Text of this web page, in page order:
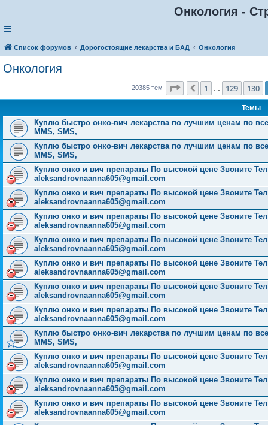
Онкология -
Список форумов Дорогостоящие лекарства и БАД Онкология
Онкология
20385 тем Страница 131из 816
Пред.
1 129 130
Темы
Куплю быстро онко-вич лекарства по лучшим ценам по
MMS, SMS,
Куплю быстро онко-вич лекарства по лучшим ценам по
MMS, SMS,
Куплю онко и вич препараты По высокой цене Звоните
aleksandrovnaanna605@gmail.com
Куплю онко и вич препараты По высокой цене Звоните
aleksandrovnaanna605@gmail.com
Куплю онко и вич препараты По высокой цене Звоните
aleksandrovnaanna605@gmail.com
Куплю онко и вич препараты По высокой цене Звоните
aleksandrovnaanna605@gmail.com
Куплю онко и вич препараты По высокой цене Звоните
aleksandrovnaanna605@gmail.com
Куплю онко и вич препараты По высокой цене Звоните
aleksandrovnaanna605@gmail.com
Куплю онко и вич препараты По высокой цене Звоните
aleksandrovnaanna605@gmail.com
Куплю быстро онко-вич лекарства по лучшим ценам по
MMS, SMS,
Куплю онко и вич препараты По высокой цене Звоните
aleksandrovnaanna605@gmail.com
Куплю онко и вич препараты По высокой цене Звоните
aleksandrovnaanna605@gmail.com
Куплю онко и вич препараты По высокой цене Звоните
aleksandrovnaanna605@gmail.com